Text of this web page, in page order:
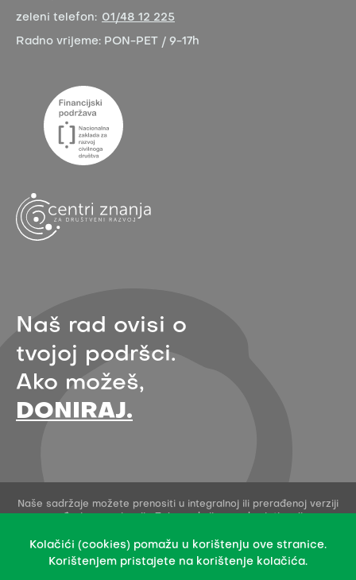
zeleni telefon: 01/48 12 225
Radno vrijeme: PON-PET / 9-17h
Naš rad ovisi o
tvojoj podršci.
Ako možeš,
DONIRAJ.
Naše sadržaje možete prenositi u integralnoj ili prerađenoj verziji
Ovo dopuštenje se ne odnosi na stock fotografije i embedane
sadržaje drugih stvaratelja.
Kolačići (cookies) pomažu u korištenju ove stranice.
Korištenjem pristajete na korištenje kolačića.